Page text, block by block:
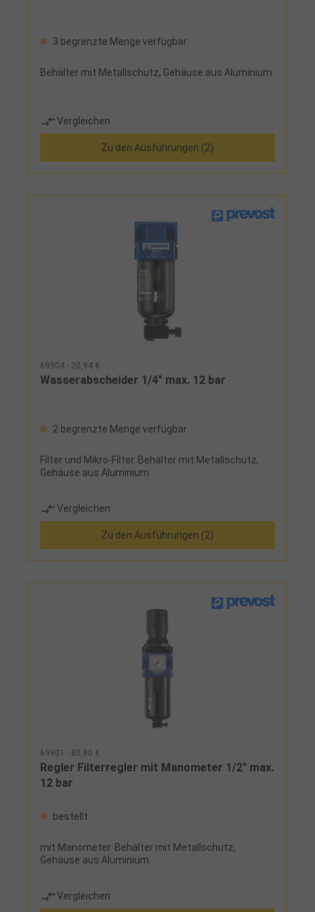
3 begrenzte Menge verfügbar
Behälter mit Metallschutz, Gehäuse aus Aluminium
Vergleichen
Zu den Ausführungen (2)
69904 - 20,94 €
Wasserabscheider 1/4" max. 12 bar
2 begrenzte Menge verfügbar
Filter und Mikro-Filter. Behälter mit Metallschutz,
Gehäuse aus Aluminium
Vergleichen
Zu den Ausführungen (2)
69901 - 80,80 €
Regler Filterregler mit Manometer 1/2" max.
12 bar
bestellt
mit Manometer. Behälter mit Metallschutz,
Gehäuse aus Aluminium
Vergleichen